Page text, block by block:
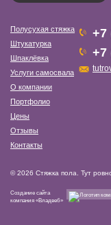
Полусухая стяжка
Штукатурка
Шпаклёвка
Услуги самосвала
О компании
Портфолио
Цены
Отзывы
Контакты
+7
+7
© 2026 Стяжка пола. Тут
Создание сайта
компания «Владвеб»